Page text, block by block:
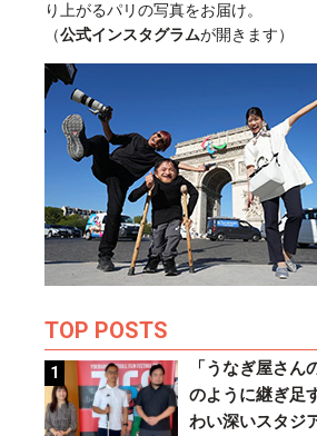
り上がるパリの写真をお届け。
（公式インスタグラムが開きます）
TOP POSTS
「うなぎ屋さん
のように継ぎ足
わい深いスタジ